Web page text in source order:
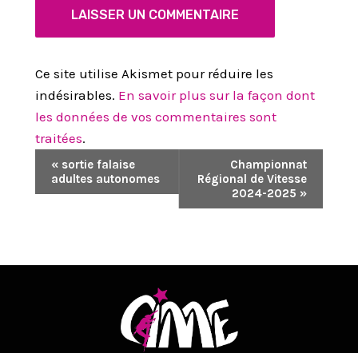
Ce site utilise Akismet pour réduire les
indésirables. En savoir plus sur la façon dont
les données de vos commentaires sont
traitées.
A
« sortie falaise
adultes autonomes
Championnat
Régional de Vitesse
2024-2025 »